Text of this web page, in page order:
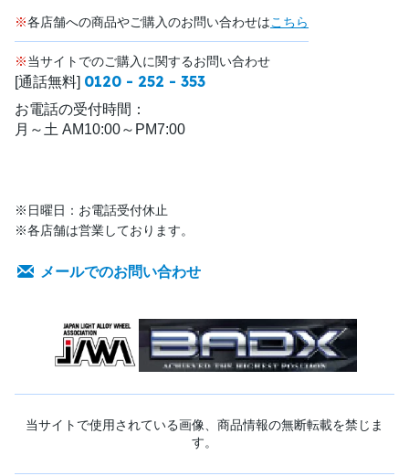
※各店舗への商品やご購入のお問い合わせはこちら
※当サイトでのご購入に関するお問い合わせ
[通話無料] 0120 - 252 - 353
お電話の受付時間：
月～土 AM10:00～PM7:00
※日曜日：お電話受付休止
※各店舗は営業しております。
メールでのお問い合わせ
当サイトで使用されている画像、商品情報の無断転載を禁じま
す。